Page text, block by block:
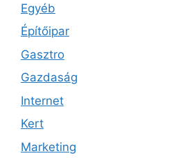
Egyéb
Építőipar
Gasztro
Gazdaság
Internet
Kert
Marketing